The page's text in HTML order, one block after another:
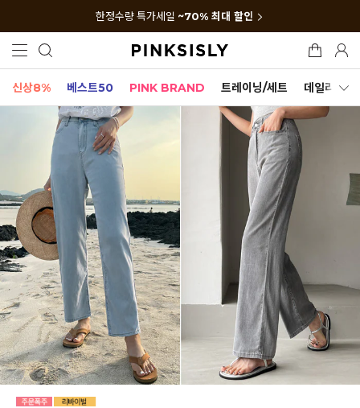
한정수량 특가세일 ~70% 최대 할인
신상8% 베스트50 PINK BRAND 트레이닝/세트 데일리세트